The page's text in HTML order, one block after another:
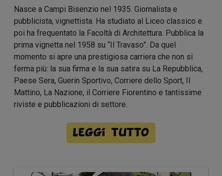
Nasce a Campi Bisenzio nel 1935. Giornalista e
pubblicista, vignettista. Ha studiato al Liceo classico e
poi ha frequentato la Facoltà di Architettura. Pubblica la
prima vignetta nel 1958 su “Il Travaso”. Da quel
momento si apre una prestigiosa carriera che non si
ferma più: la sua firma e la sua satira su La Repubblica,
Paese Sera, Guerin Sportivo, Corriere dello Sport, Il
Mattino, La Nazione, il Corriere Fiorentino e tantissime
riviste e pubblicazioni di settore.
Leggi tutto